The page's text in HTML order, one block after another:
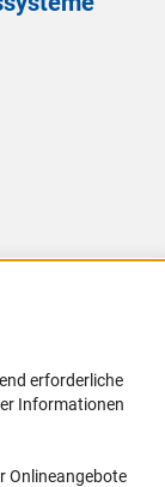
erforderliche
Informationen
Onlineangebote